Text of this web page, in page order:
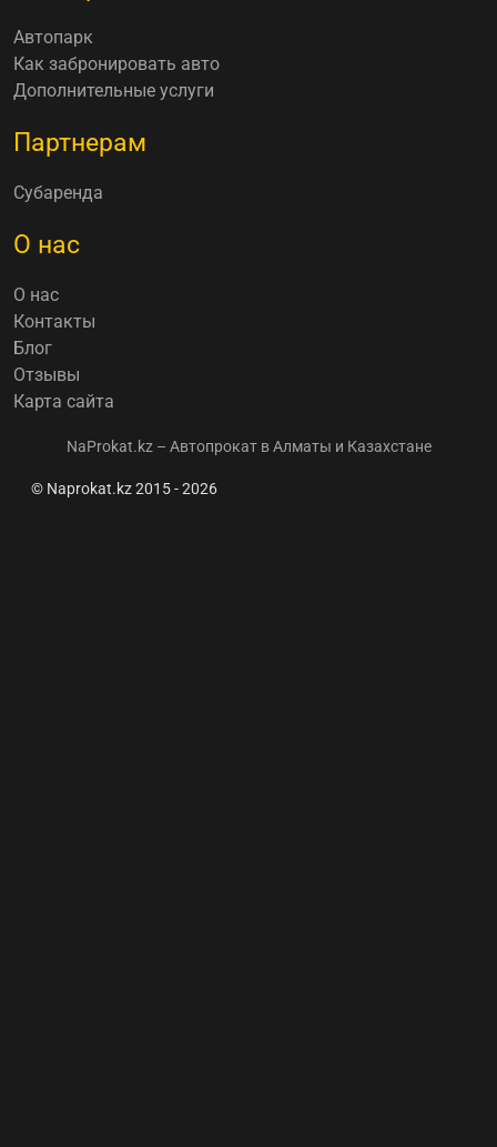
Автопарк
Как забронировать авто
Дополнительные услуги
Партнерам
Субаренда
О нас
О нас
Контакты
Блог
Отзывы
Карта сайта
NaProkat.kz – Автопрокат в Алматы и Казахстане
© Naprokat.kz 2015 - 2026